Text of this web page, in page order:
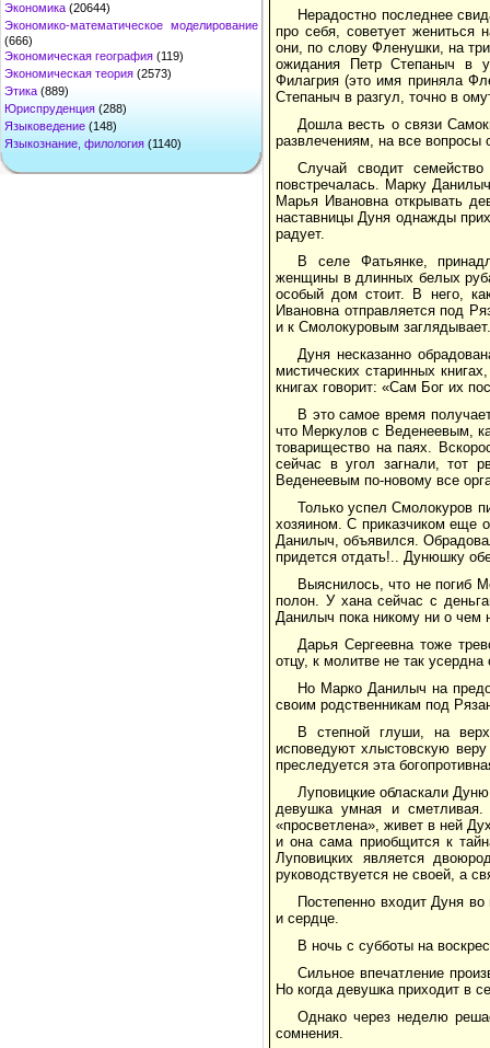
Экономика (20644)
Экономико-математическое моделирование
(666)
Экономическая география (119)
Экономическая теория (2573)
Этика (889)
Юриспруденция (288)
Языковедение (148)
Языкознание, филология (1140)
Нерадостно последнее
про себя, советует жениться
они, по слову Фленушки, на
ожидания Петр Степаныч в
Филагрия (это имя приняла
Степаныч в разгул, точно в
Дошла весть о связи
развлечениям, на все вопросы
Случай сводит
повстречалась. Марку
Марья Ивановна открывать
наставницы Дуня однажды
радует.
В селе Фатьянке,
женщины в длинных белых
особый дом стоит. В него,
Ивановна отправляется под
и к Смолокуровым заглядывает.
Дуня несказанно
мистических старинных
книгах говорит: «Сам Бог их
В это самое время
что Меркулов с Веденеевым,
товарищество на паях.
сейчас в угол загнали, тот
Веденеевым по-новому все
Только успел Смолокуров
хозяином. С приказчиком еще
Данилыч, объявился.
придется отдать!.. Дунюшку
Выяснилось, что не погиб
полон. У хана сейчас с
Данилыч пока никому ни о чем
Дарья Сергеевна тоже
отцу, к молитве не так
Но Марко Данилыч на
своим родственникам под
В степной глуши, на
исповедуют хлыстовскую
преследуется эта
Луповицкие обласкали
девушка умная и
«просветлена», живет в ней
и она сама приобщится к
Луповицких является
руководствуется не своей, а
Постепенно входит Дуня
и сердце.
В ночь с субботы на
Сильное впечатление
Но когда девушка приходит в
Однако через неделю
сомнения.